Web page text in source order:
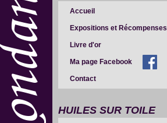
Accueil
Expositions et Récompenses
Livre d'or
Ma page Facebook
Contact
HUILES SUR TOILE